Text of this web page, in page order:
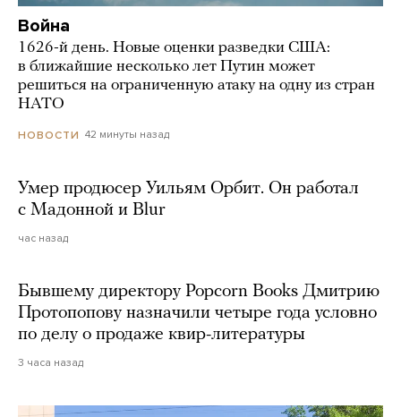
Война
1626-й день. Новые оценки разведки США:
в ближайшие несколько лет Путин может
решиться на ограниченную атаку на одну из стран
НАТО
НОВОСТИ 42 минуты назад
Умер продюсер Уильям Орбит. Он работал
с Мадонной и Blur
час назад
Бывшему директору Popcorn Books Дмитрию
Протопопову назначили четыре года условно
по делу о продаже квир-литературы
3 часа назад